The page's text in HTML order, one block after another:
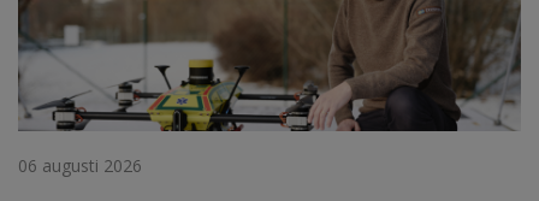
06 augusti 2026